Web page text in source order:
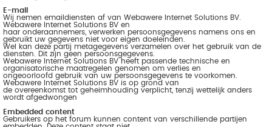
E-mail
Wij nemen emaildiensten af van Webawere Internet Solutions BV.
Webawere Internet Solutions BV en
haar onderaannemers, verwerken persoonsgegevens namens ons en
gebruikt uw gegevens niet voor eigen doeleinden.
Wel kan deze partij metagegevens verzamelen over het gebruik van de
diensten. Dit zijn geen persoonsgegevens.
Webawere Internet Solutions BV heeft passende technische en
organisatorische maatregelen genomen om verlies en
ongeoorloofd gebruik van uw persoonsgegevens te voorkomen.
Webawere Internet Solutions BV is op grond van
de overeenkomst tot geheimhouding verplicht, tenzij wettelijk anders
wordt afgedwongen
Embedded content
Gebruikers op het forum kunnen content van verschillende partijen